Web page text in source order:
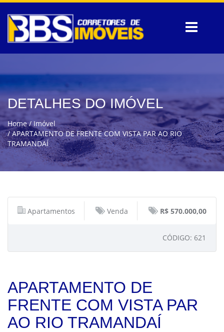
DETALHES DO IMÓVEL
Home
Imóvel
APARTAMENTO DE FRENTE COM VISTA PAR AO RIO
TRAMANDAÍ
Apartamentos Venda R$ 570.000,00
CÓDIGO: 621
APARTAMENTO DE
FRENTE COM VISTA PAR
AO RIO TRAMANDAÍ